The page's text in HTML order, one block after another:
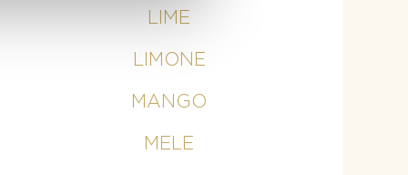
LIME
LIMONE
MANGO
MELE